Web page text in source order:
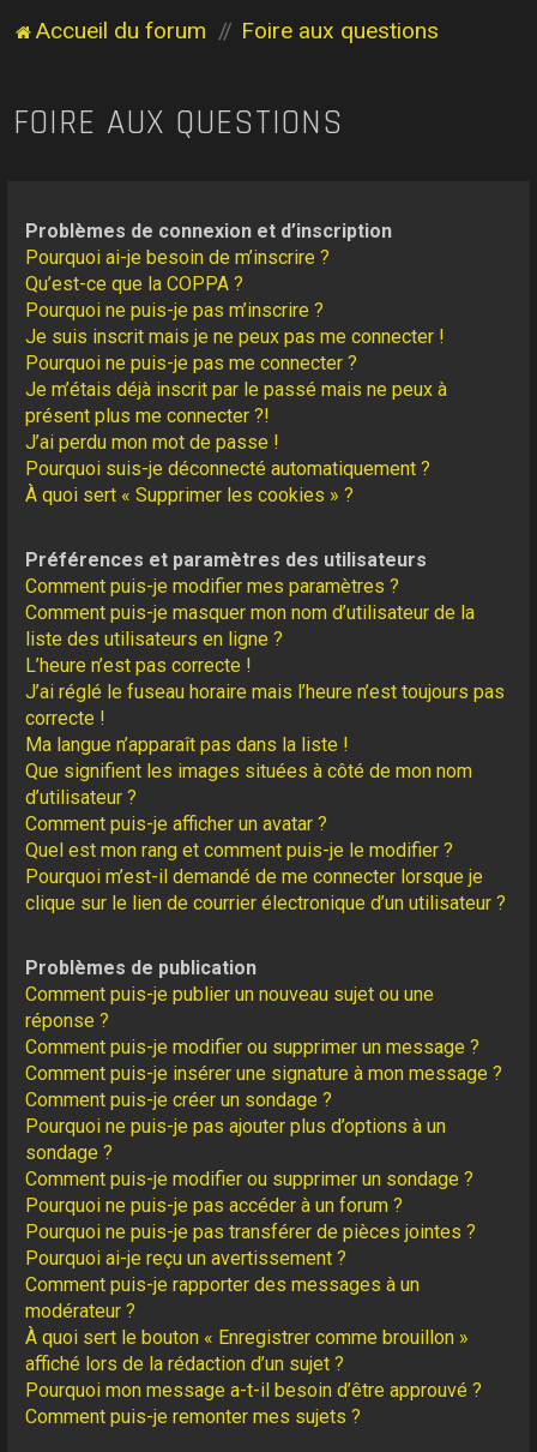
Accueil du forum Foire aux questions
FOIRE AUX QUESTIONS
Problèmes de connexion et d’inscription
Pourquoi ai-je besoin de m’inscrire ?
Qu’est-ce que la COPPA ?
Pourquoi ne puis-je pas m’inscrire ?
Je suis inscrit mais je ne peux pas me connecter !
Pourquoi ne puis-je pas me connecter ?
Je m’étais déjà inscrit par le passé mais ne peux à
présent plus me connecter ?!
J’ai perdu mon mot de passe !
Pourquoi suis-je déconnecté automatiquement ?
À quoi sert « Supprimer les cookies » ?
Préférences et paramètres des utilisateurs
Comment puis-je modifier mes paramètres ?
Comment puis-je masquer mon nom d’utilisateur de la
liste des utilisateurs en ligne ?
L’heure n’est pas correcte !
J’ai réglé le fuseau horaire mais l’heure n’est toujours pas
correcte !
Ma langue n’apparaît pas dans la liste !
Que signifient les images situées à côté de mon nom
d’utilisateur ?
Comment puis-je afficher un avatar ?
Quel est mon rang et comment puis-je le modifier ?
Pourquoi m’est-il demandé de me connecter lorsque je
clique sur le lien de courrier électronique d’un utilisateur ?
Problèmes de publication
Comment puis-je publier un nouveau sujet ou une
réponse ?
Comment puis-je modifier ou supprimer un message ?
Comment puis-je insérer une signature à mon message ?
Comment puis-je créer un sondage ?
Pourquoi ne puis-je pas ajouter plus d’options à un
sondage ?
Comment puis-je modifier ou supprimer un sondage ?
Pourquoi ne puis-je pas accéder à un forum ?
Pourquoi ne puis-je pas transférer de pièces jointes ?
Pourquoi ai-je reçu un avertissement ?
Comment puis-je rapporter des messages à un
modérateur ?
À quoi sert le bouton « Enregistrer comme brouillon »
affiché lors de la rédaction d’un sujet ?
Pourquoi mon message a-t-il besoin d’être approuvé ?
Comment puis-je remonter mes sujets ?